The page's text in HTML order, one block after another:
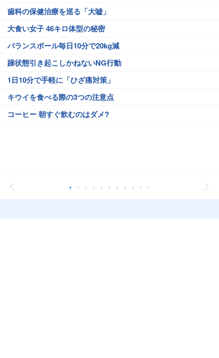
歯科の保健治療を巡る「大嘘」
大食い女子 46キロ体型の秘密
バランスボール毎日10分で20kg減
躁状態引き起こしかねないNG行動
1日10分で手軽に「ひざ痛対策」
キウイを食べる際の3つの注意点
コーヒー 朝すぐ飲むのはダメ?